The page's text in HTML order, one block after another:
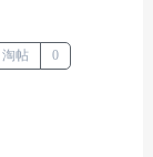
淘帖 0